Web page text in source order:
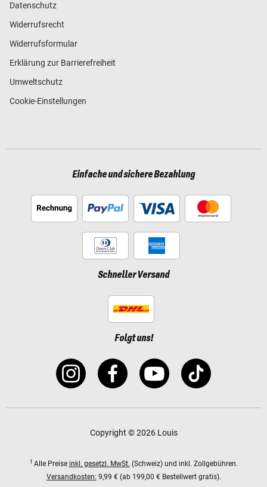
Datenschutz
Widerrufsrecht
Widerrufsformular
Erklärung zur Barrierefreiheit
Umweltschutz
Cookie-Einstellungen
Einfache und sichere Bezahlung
Schneller Versand
Folgt uns!
Copyright © 2026 Louis
1 Alle Preise inkl. gesetzl. MwSt. (Schweiz) und inkl. Zollgebühren.
Versandkosten: 9,99 € (ab 199,00 € Bestellwert gratis).